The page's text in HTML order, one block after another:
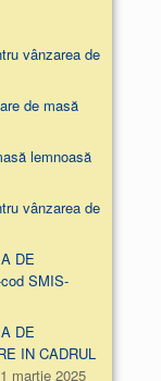
vânzarea de
de masă
lemnoasă
vânzarea de
DE
SMIS-
DE
IN CADRUL
martie 2025